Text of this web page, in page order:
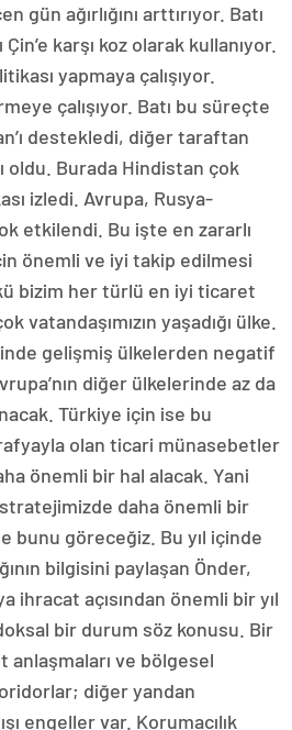
gün ağırlığını arttırıyor. Batı
karşı koz olarak kullanıyor.
yapmaya çalışıyor.
çalışıyor. Batı bu süreçte
destekledi, diğer taraftan
oldu. Burada Hindistan çok
izledi. Avrupa, Rusya-
etkilendi. Bu işte en zararlı
önemli ve iyi takip edilmesi
bizim her türlü en iyi ticaret
vatandaşımızın yaşadığı ülke.
gelişmiş ülkelerden negatif
diğer ülkelerinde az da
Türkiye için ise bu
olan ticari münasebetler
önemli bir hal alacak. Yani
daha önemli bir
bunu göreceğiz. Bu yıl içinde
bilgisini paylaşan Önder,
ihracat açısından önemli bir yıl
bir durum söz konusu. Bir
ve bölgesel
diğer yandan
engeller var. Korumacılık